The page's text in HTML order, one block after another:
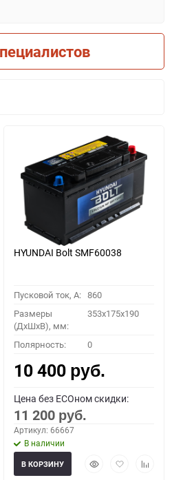
HYUNDAI Bolt SMF60038
Пусковой ток, A: 860
Размеры
(ДхШхВ), мм:
353x175x190
Полярность: 0
10 400 руб.
Цена без ECOном скидки:
11 200 руб.
Артикул: 66667
В наличии
БыстрыйДобавитьДобавить
В КОРЗИНУ